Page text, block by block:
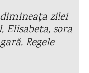
zilei
Elisabeta, sora
Regele